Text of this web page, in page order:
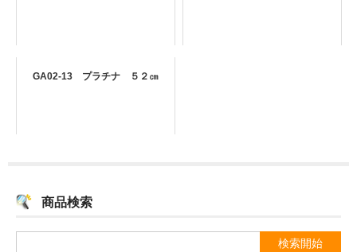
GA02-13 プラチナ ５２㎝
商品検索